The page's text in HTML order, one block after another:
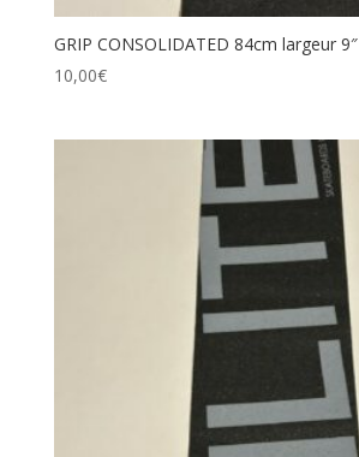
GRIP CONSOLIDATED 84cm largeur 9″
10,00€